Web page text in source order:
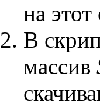
на этот
В
массив